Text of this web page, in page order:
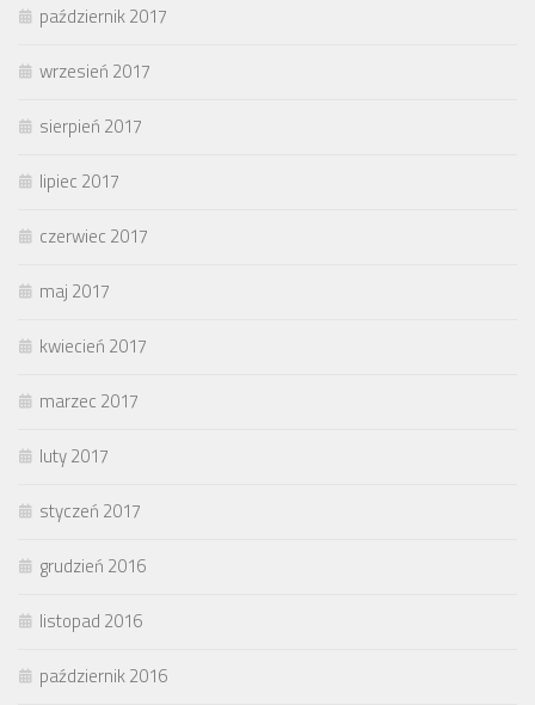
październik 2017
wrzesień 2017
sierpień 2017
lipiec 2017
czerwiec 2017
maj 2017
kwiecień 2017
marzec 2017
luty 2017
styczeń 2017
grudzień 2016
listopad 2016
październik 2016